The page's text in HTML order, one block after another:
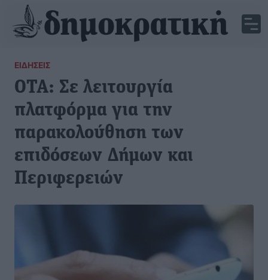
ΕΙΔΉΣΕΙΣ
ΟΤΑ: Σε λειτουργία
πλατφόρμα για την
παρακολούθηση των
επιδόσεων Δήμων και
Περιφερειών